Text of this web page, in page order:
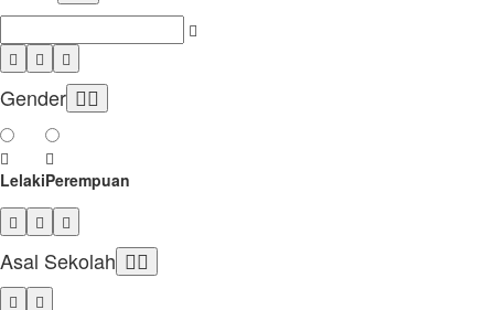
Gender
LelakiPerempuan
Asal Sekolah